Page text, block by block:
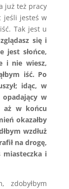
już też pracy
jeśli jesteś w
Tak jest u
się i
jest słońce,
i nie wiesz,
iść. Po
idąc, w
w
aż w końcu
okazałby
wzdłuż
na drogę,
miasteczka i
zdobyłbym